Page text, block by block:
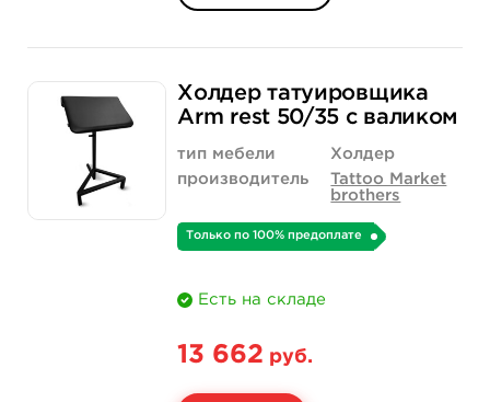
Холдер татуировщика
Arm rest 50/35 с валиком
тип мебели
Холдер
производитель
Tattoo Market
brothers
Только по 100% предоплате
Есть на складе
13 662 руб.